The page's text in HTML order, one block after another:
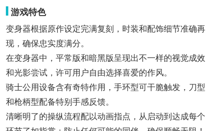
游戏特色
变身器根据原作设定完满复刻，时装和配饰细节准确再
现，确保忠实度满分。
在变身器中，平常版和暗黑版呈现出不一样的视觉成效
和光影尝试，许可用户自由选择喜爱的作风。
骑士公用设备含有奇特作用，手环型可干脆触发，刀型
和枪柄型配备特别手感反馈。
清晰明了的操纵流程配以动画指点，从启动到达成每个